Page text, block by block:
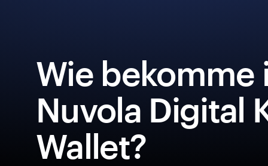
Wie bekomme
Nuvola Digital
Wallet?